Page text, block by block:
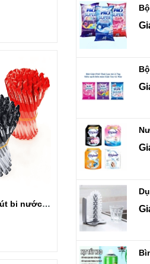
Set 100 cây bút bi nước có nắp đậy màu xanh